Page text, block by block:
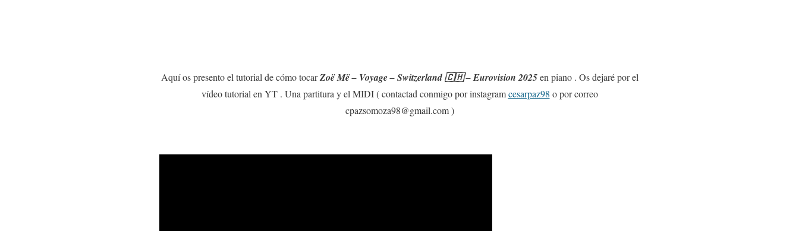
Aquí os presento el tutorial de cómo tocarZoë Më – Voyage – Switzerland 🇨🇭 – Eurovision 2025en piano . Os dejaré por el
vídeo tutorial en YT . Una partitura y el MIDI ( contactad conmigo por instagramcesarpaz98 o por correo
cpazsomoza98@gmail.com )